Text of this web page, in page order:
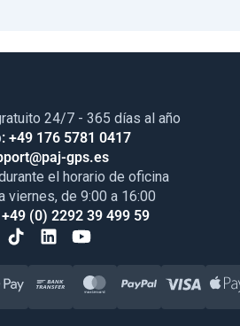
24/7 - 365 días al año
: +49 176 5781 0417
gps.es
el horario de oficina
viernes, de 9:00 a 16:00
+49 (0) 2292 39 499 59